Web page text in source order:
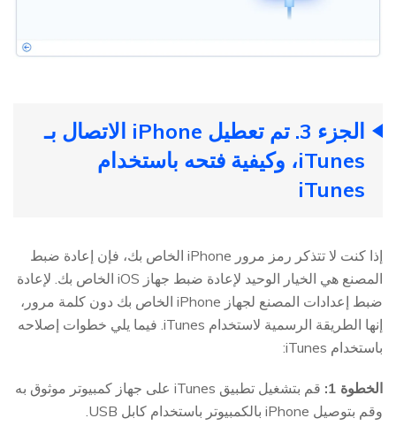
الجزء 3. تم تعطيل iPhone الاتصال بـ
iTunes، وكيفية فتحه باستخدام
iTunes
إذا كنت لا تتذكر رمز مرور iPhone الخاص بك، فإن إعادة ضبط
المصنع هي الخيار الوحيد لإعادة ضبط جهاز iOS الخاص بك. لإعادة
ضبط إعدادات المصنع لجهاز iPhone الخاص بك دون كلمة مرور،
إنها الطريقة الرسمية لاستخدام iTunes. فيما يلي خطوات إصلاحه
باستخدام iTunes:
الخطوة 1:
قم بتشغيل تطبيق iTunes على جهاز كمبيوتر موثوق به
وقم بتوصيل iPhone بالكمبيوتر باستخدام كابل USB.